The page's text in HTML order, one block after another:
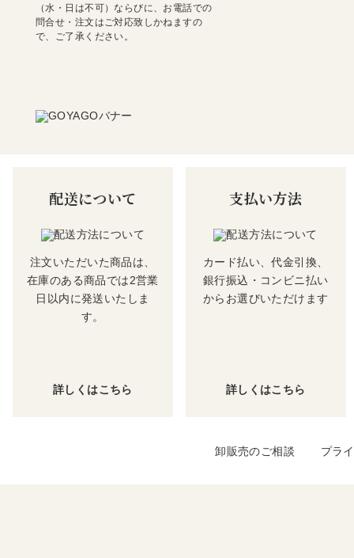
（水・日は不可）ならびに、お電話での
問合せ・注文はご対応致しかねますの
で、ご了承ください。
配送について
注文いただいた商品は、
在庫のある商品では2営業
日以内に発送いたしま
す。
詳しくはこちら
支払い方法
カード払い、代金引換、
銀行振込・コンビニ払い
からお選びいただけます
詳しくはこちら
卸販売のご相談 プラ